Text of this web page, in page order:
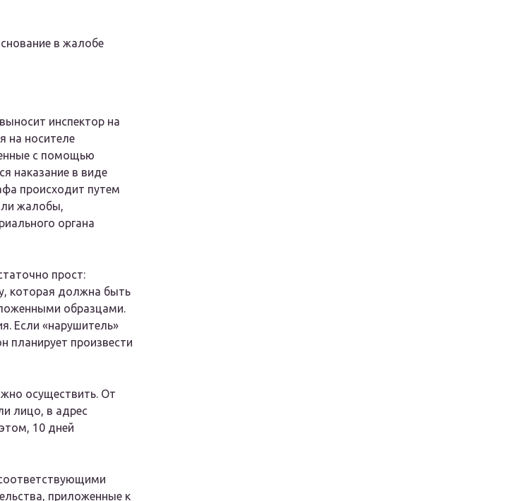
в жалобе
инспектор на
на носителе
с помощью
наказание в виде
происходит путем
жалобы,
органа
прост:
которая должна быть
образцами.
Если «нарушитель»
планирует произвести
осуществить. От
лицо, в адрес
10 дней
приложенные к